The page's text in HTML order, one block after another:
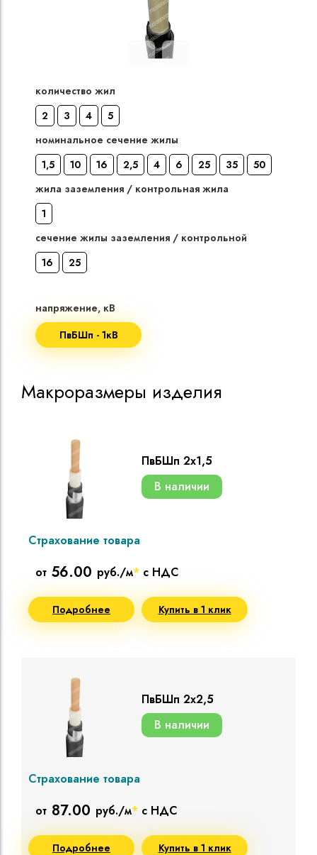
количество жил
2
3 4
5
номинальное сечение жилы
1,5
10 16 2,5 4 6 25 35
50
жила заземления / контрольная жила
1
сечение жилы заземления / контрольной
16
25
напряжение, кВ
ПвБШп - 1кВ
Макроразмеры изделия
ПвБШп 2х1,5
В наличии
Страхование товара
от 56.00 руб./м* с НДС
Подробнее Купить в 1 клик
ПвБШп 2х2,5
В наличии
Страхование товара
от 87.00 руб./м* с НДС
Подробнее Купить в 1 клик